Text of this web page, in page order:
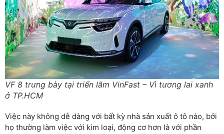
VF 8 trưng bày tại triển lãm VinFast – Vì tương lai xanh
ở TP.HCM
Việc này không dễ dàng với bất kỳ nhà sản xuất ô tô nào, bởi
họ thường làm việc với kim loại, động cơ hơn là với phần